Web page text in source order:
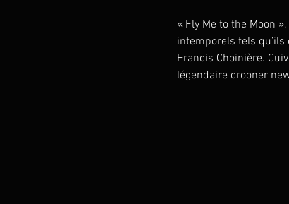
« Fly Me to the Moon
intemporels tels
Francis Choinière.
légendaire crooner